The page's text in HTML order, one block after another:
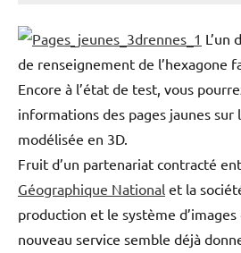
L’un
de renseignement de l’hexagone
Encore à l’état de test, vous
informations des pages jaunes
modélisée en 3D.
Fruit d’un partenariat contracté
Géographique National et la
production et le système d’images
nouveau service semble déjà